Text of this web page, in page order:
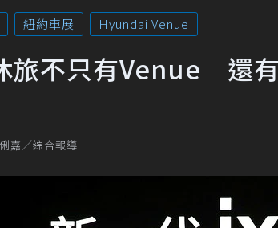
紐約車展 Hyundai Venue
旅不只有Venue 還
嘉／綜合報導